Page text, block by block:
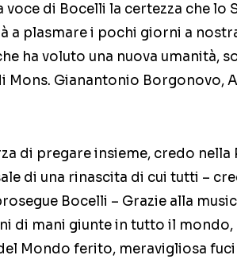
voce di Bocelli la certezza che
a plasmare i pochi giorni a
ha voluto una nuova umanità,
Mons. Gianantonio Borgonovo,
di pregare insieme, credo nella
di una rinascita di cui tutti –
Bocelli – Grazie alla
di mani giunte in tutto il
Mondo ferito, meravigliosa